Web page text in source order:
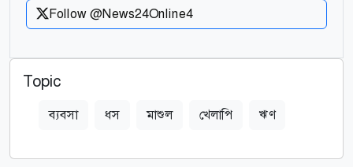
Follow @News24Online4
Topic
ব্যবসা ধস মাশুল খেলাপি ঋণ